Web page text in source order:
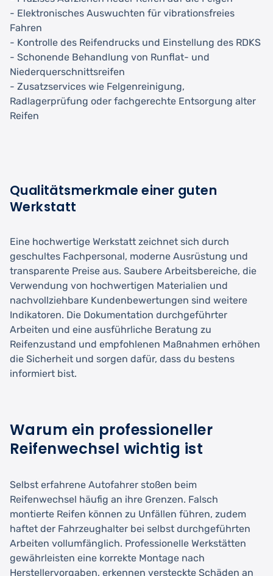
- Elektronisches Auswuchten für vibrationsfreies
Fahren
- Kontrolle des Reifendrucks und Einstellung des RDKS
- Schonende Behandlung von Runflat- und
Niederquerschnittsreifen
- Zusatzservices wie Felgenreinigung,
Radlagerprüfung oder fachgerechte Entsorgung alter
Reifen
Qualitätsmerkmale einer guten
Werkstatt
Eine hochwertige Werkstatt zeichnet sich durch
geschultes Fachpersonal, moderne Ausrüstung und
transparente Preise aus. Saubere Arbeitsbereiche, die
Verwendung von hochwertigen Materialien und
nachvollziehbare Kundenbewertungen sind weitere
Indikatoren. Die Dokumentation durchgeführter
Arbeiten und eine ausführliche Beratung zu
Reifenzustand und empfohlenen Maßnahmen erhöhen
die Sicherheit und sorgen dafür, dass du bestens
informiert bist.
Warum ein professioneller
Reifenwechsel wichtig ist
Selbst erfahrene Autofahrer stoßen beim
Reifenwechsel häufig an ihre Grenzen. Falsch
montierte Reifen können zu Unfällen führen, zudem
haftet der Fahrzeughalter bei selbst durchgeführten
Arbeiten vollumfänglich. Professionelle Werkstätten
gewährleisten eine korrekte Montage nach
Herstellervorgaben, erkennen versteckte Schäden an